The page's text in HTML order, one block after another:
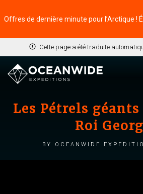
Cette page a été traduite
Les Pétrels
Roi
by Oceanwide